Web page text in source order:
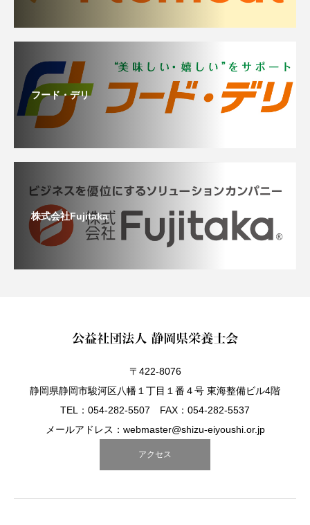
フード・デリ
株式会社Fujitaka
〒422-8076
静岡県静岡市駿河区八幡１丁目１番４号 東海整備ビル4階
TEL：054-282-5507 FAX：054-282-5537
メールアドレス：webmaster@shizu-eiyoushi.or.jp
アクセス